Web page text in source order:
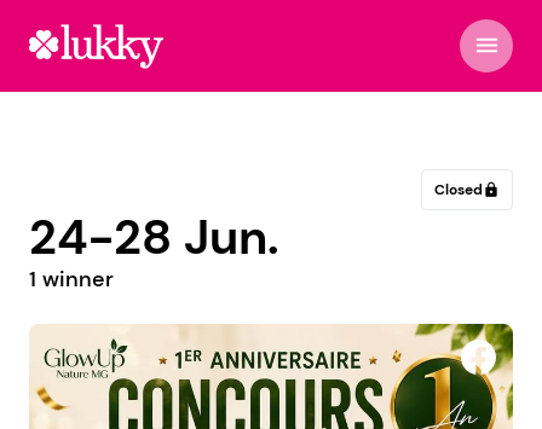
menu
Closed lock
24-28 Jun.
1 winner
Au Bureau